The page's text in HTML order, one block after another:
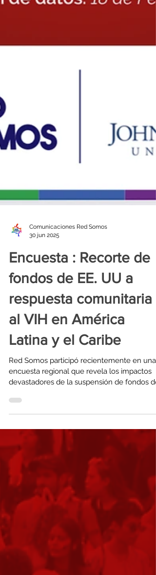
Encuesta : Recorte de
fondos de EE. UU a
respuesta comunitaria
al VIH en América
Latina y el Caribe
Red Somos participó recientemente en una
encuesta regional que revela los impactos
devastadores de la suspensión de fondos